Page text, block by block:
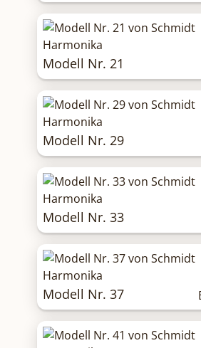
Modell Nr. 21
Modell Nr. 29
Modell Nr. 33
Modell Nr. 37